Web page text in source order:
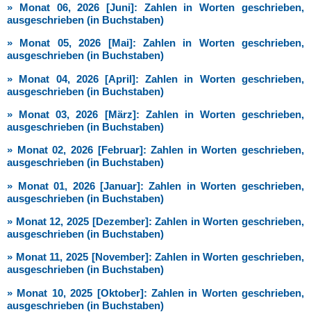
» Monat 06, 2026 [Juni]: Zahlen in Worten geschrieben,
ausgeschrieben (in Buchstaben)
» Monat 05, 2026 [Mai]: Zahlen in Worten geschrieben,
ausgeschrieben (in Buchstaben)
» Monat 04, 2026 [April]: Zahlen in Worten geschrieben,
ausgeschrieben (in Buchstaben)
» Monat 03, 2026 [März]: Zahlen in Worten geschrieben,
ausgeschrieben (in Buchstaben)
» Monat 02, 2026 [Februar]: Zahlen in Worten geschrieben,
ausgeschrieben (in Buchstaben)
» Monat 01, 2026 [Januar]: Zahlen in Worten geschrieben,
ausgeschrieben (in Buchstaben)
» Monat 12, 2025 [Dezember]: Zahlen in Worten geschrieben,
ausgeschrieben (in Buchstaben)
» Monat 11, 2025 [November]: Zahlen in Worten geschrieben,
ausgeschrieben (in Buchstaben)
» Monat 10, 2025 [Oktober]: Zahlen in Worten geschrieben,
ausgeschrieben (in Buchstaben)